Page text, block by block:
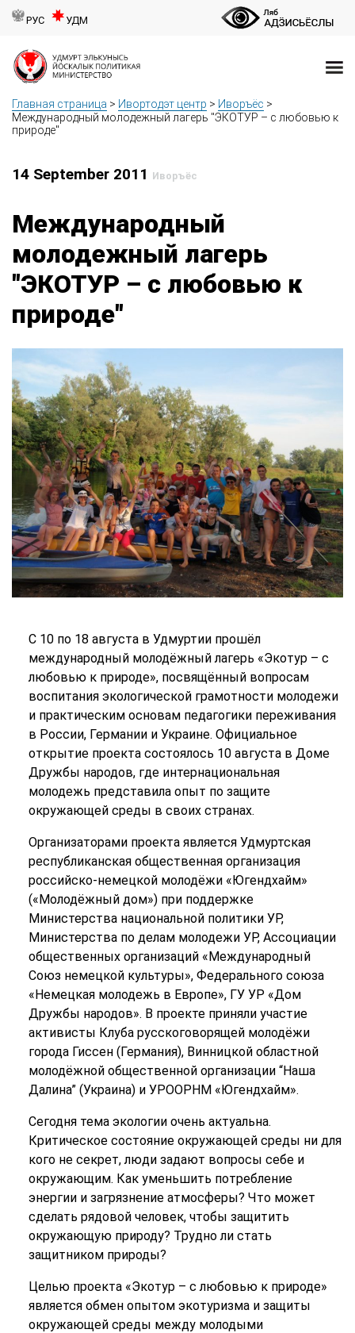
РУС УДМ
Главная страница > Ивортодэт центр > Иворъёс >
Международный молодежный лагерь "ЭКОТУР – с любовью к
природе"
14 September 2011 Иворъёс
Международный
молодежный лагерь
"ЭКОТУР – с любовью к
природе"
С 10 по 18 августа в Удмуртии прошёл
международный молодёжный лагерь «Экотур – с
любовью к природе», посвящённый вопросам
воспитания экологической грамотности молодежи
и практическим основам педагогики переживания
в России, Германии и Украине. Официальное
открытие проекта состоялось 10 августа в Доме
Дружбы народов, где интернациональная
молодежь представила опыт по защите
окружающей среды в своих странах.
Организаторами проекта является Удмуртская
республиканская общественная организация
российско-немецкой молодёжи «Югендхайм»
(«Молодёжный дом») при поддержке
Министерства национальной политики УР,
Министерства по делам молодежи УР, Ассоциации
общественных организаций «Международный
Союз немецкой культуры», Федерального союза
«Немецкая молодежь в Европе», ГУ УР «Дом
Дружбы народов». В проекте приняли участие
активисты Клуба русскоговорящей молодёжи
города Гиссен (Германия), Винницкой областной
молодёжной общественной организации “Наша
Далина” (Украина) и УРООРНМ «Югендхайм».
Сегодня тема экологии очень актуальна.
Критическое состояние окружающей среды ни для
кого не секрет, люди задают вопросы себе и
окружающим. Как уменьшить потребление
энергии и загрязнение атмосферы? Что может
сделать рядовой человек, чтобы защитить
окружающую природу? Трудно ли стать
защитником природы?
Целью проекта «Экотур – с любовью к природе»
является обмен опытом экотуризма и защиты
окружающей среды между молодыми